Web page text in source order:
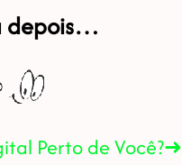
depois…
Perto de Você?➜